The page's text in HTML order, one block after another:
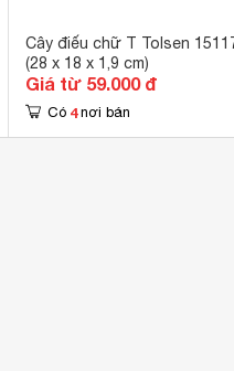
Cây điếu chữ T Tolsen
(28 x 18 x 1,9 cm)
Giá từ 59.000 đ
Có 4 nơi bán